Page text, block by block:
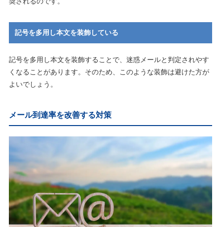
記号を多用し本文を装飾している
記号を多用し本文を装飾することで、迷惑メールと判定されやす
くなることがあります。そのため、このような装飾は避けた方が
よいでしょう。
メール到達率を改善する対策